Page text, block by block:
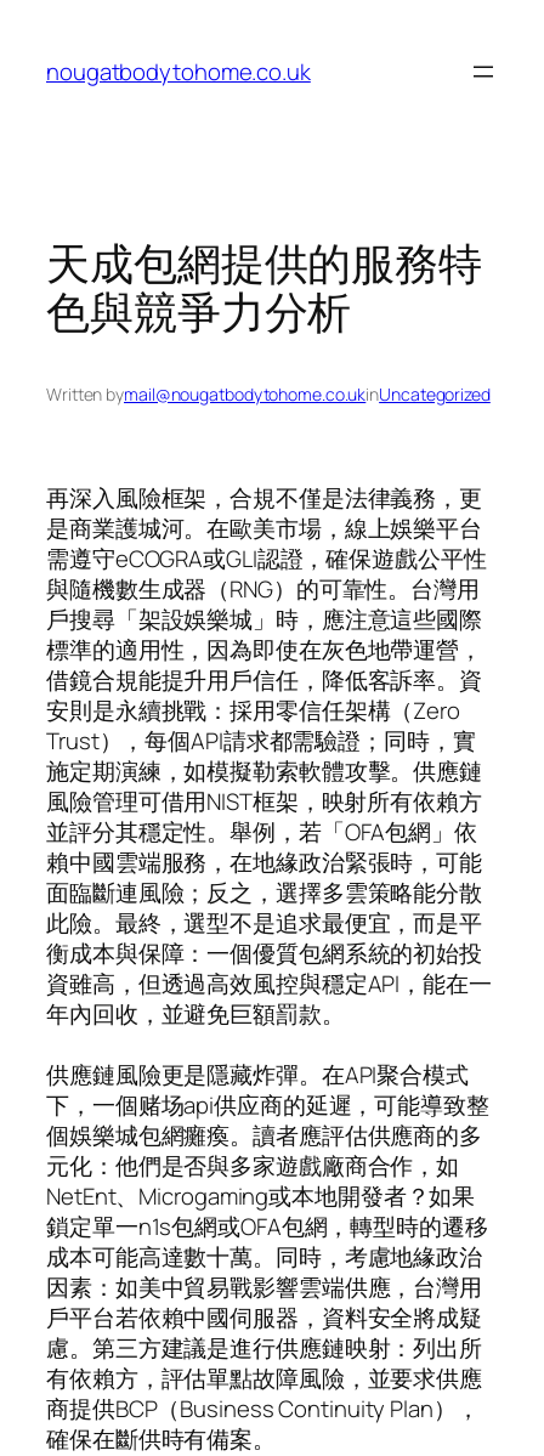
content
nougatbodytohome.co.uk
天成包網提供的服務特
色與競爭力分析
Written bymail@nougatbodytohome.co.ukinUncategorized
再深入風險框架，合規不僅是法律義務，更
是商業護城河。在歐美市場，線上娛樂平台
需遵守eCOGRA或GLI認證，確保遊戲公平性
與隨機數生成器（RNG）的可靠性。台灣用
戶搜尋「架設娛樂城」時，應注意這些國際
標準的適用性，因為即使在灰色地帶運營，
借鏡合規能提升用戶信任，降低客訴率。資
安則是永續挑戰：採用零信任架構（Zero
Trust），每個API請求都需驗證；同時，實
施定期演練，如模擬勒索軟體攻擊。供應鏈
風險管理可借用NIST框架，映射所有依賴方
並評分其穩定性。舉例，若「OFA包網」依
賴中國雲端服務，在地緣政治緊張時，可能
面臨斷連風險；反之，選擇多雲策略能分散
此險。最終，選型不是追求最便宜，而是平
衡成本與保障：一個優質包網系統的初始投
資雖高，但透過高效風控與穩定API，能在一
年內回收，並避免巨額罰款。
供應鏈風險更是隱藏炸彈。在API聚合模式
下，一個赌场api供应商的延遲，可能導致整
個娛樂城包網癱瘓。讀者應評估供應商的多
元化：他們是否與多家遊戲廠商合作，如
NetEnt、Microgaming或本地開發者？如果
鎖定單一n1s包網或OFA包網，轉型時的遷移
成本可能高達數十萬。同時，考慮地緣政治
因素：如美中貿易戰影響雲端供應，台灣用
戶平台若依賴中國伺服器，資料安全將成疑
慮。第三方建議是進行供應鏈映射：列出所
有依賴方，評估單點故障風險，並要求供應
商提供BCP（Business Continuity Plan），
確保在斷供時有備案。